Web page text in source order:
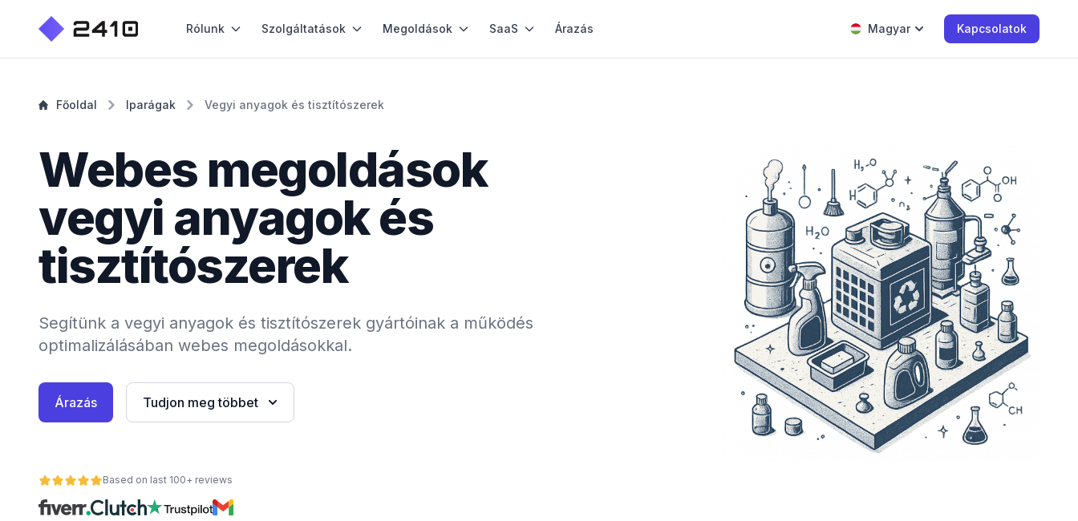
Rólunk Szolgáltatások Megoldások SaaS Árazás Magyar Kapcsolatok
Főoldal Iparágak Vegyi anyagok és tisztítószerek
Webes megoldások
vegyi anyagok és
tisztítószerek
Segítünk a vegyi anyagok és tisztítószerek gyártóinak a működés
optimalizálásában webes megoldásokkal.
Árazás Tudjon meg többet
Based on last 100+ reviews